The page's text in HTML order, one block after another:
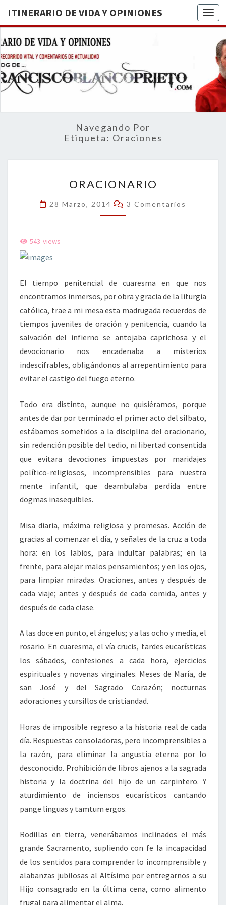
ITINERARIO DE VIDA Y OPINIONES
DE
BREVE
RECORRIDO
VITAL Y
ACTUALIDAD
Navegando Por
Etiqueta: Oraciones
ORACIONARIO
28 Marzo, 2014 Comentarios
3 Comentarios
543 views
El tiempo penitencial de cuaresma en que nos
encontramos inmersos, por obra y gracia de la liturgia
católica, trae a mi mesa esta madrugada recuerdos de
tiempos juveniles de oración y penitencia, cuando la
salvación del infierno se antojaba caprichosa y el
devocionario nos encadenaba a misterios
indescifrables, obligándonos al arrepentimiento para
evitar el castigo del fuego eterno.
Todo era distinto, aunque no quisiéramos, porque
antes de dar por terminado el primer acto del silbato,
estábamos sometidos a la disciplina del oracionario,
sin redención posible del tedio, ni libertad consentida
que evitara devociones impuestas por maridajes
político-religiosos, incomprensibles para nuestra
mente infantil, que deambulaba perdida entre
dogmas inasequibles.
Misa diaria, máxima religiosa y promesas. Acción de
gracias al comenzar el día, y señales de la cruz a toda
hora: en los labios, para indultar palabras; en la
frente, para alejar malos pensamientos; y en los ojos,
para limpiar miradas. Oraciones, antes y después de
cada viaje; antes y después de cada comida, antes y
después de cada clase.
A las doce en punto, el ángelus; y a las ocho y media, el
rosario. En cuaresma, el vía crucis, tardes eucarísticas
los sábados, confesiones a cada hora, ejercicios
espirituales y novenas virginales. Meses de María, de
san José y del Sagrado Corazón; nocturnas
adoraciones y cursillos de cristiandad.
Horas de imposible regreso a la historia real de cada
día. Respuestas consoladoras, pero incomprensibles a
la razón, para eliminar la angustia eterna por lo
desconocido. Prohibición de libros ajenos a la sagrada
historia y la doctrina del hijo de un carpintero. Y
aturdimiento de inciensos eucarísticos cantando
pange linguas y tamtum ergos.
Rodillas en tierra, venerábamos inclinados el más
grande Sacramento, supliendo con fe la incapacidad
de los sentidos para comprender lo incomprensible y
alabanzas jubilosas al Altísimo por entregarnos a su
Hijo consagrado en la última cena, como alimento
frugal para alimentar el alma.